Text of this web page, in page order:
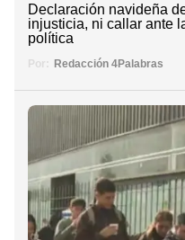
Declaración navideña
injusticia, ni callar ante
política
Por: Redacción 4Palabras